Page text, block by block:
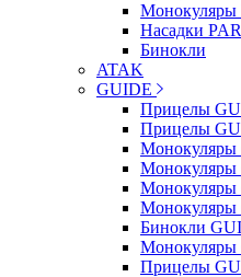
Монокуляры
Насадки
Бинокли
ATAK
GUIDE
Прицелы
Прицелы
Монокуляры
Монокуляры
Бинокли
Прицелы